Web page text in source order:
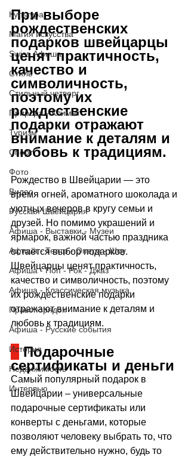
Культура
Магия искусства
Swiss Афиша
Стиль
Стильный четверг
Природа - Климат
Туризм
Спорт
Фото
Видео
Русская Швейцария
Афиша - Выставки - Музеи
Афиша - Театр - Опера - Шоу
Афиша - Поп - Рок - Джаз
Афиша - Классическая музыка
Правопорядок
Афиша - Русские события
История
Недвижимость
Интервью
При выборе
рождественских
подарков швейцарцы
ценят практичность,
качество и
символичность,
поэтому их
рождественские
подарки отражают
внимание к деталям и
любовь к традициям.
Рождество в Швейцарии — это
время огней, ароматного шоколада и
уютных вечеров в кругу семьи и
друзей. Но помимо украшений и
ярмарок, важной частью праздника
остаётся выбор подарков.
Швейцарцы ценят практичность,
качество и символичность, поэтому
их рождественские подарки
отражают внимание к деталям и
любовь к традициям.
Подарочные
сертификаты и деньги
Самый популярный подарок в
Швейцарии – универсальные
подарочные сертификаты или
конверты с деньгами, которые
позволяют человеку выбрать то, что
ему действительно нужно, будь то